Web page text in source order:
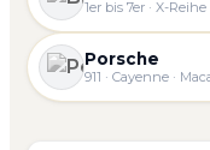
1er bis 7er · X-
Porsche
911 · Cayenne ·